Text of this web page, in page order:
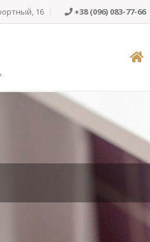
16 +38 (096) 083-77-66